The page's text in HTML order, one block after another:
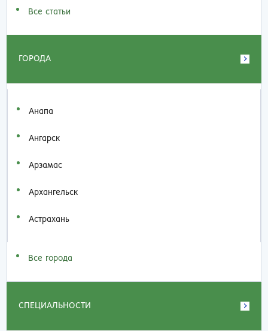
Все статьи
ГОРОДА
Анапа
Ангарск
Арзамас
Архангельск
Астрахань
Все города
СПЕЦИАЛЬНОСТИ